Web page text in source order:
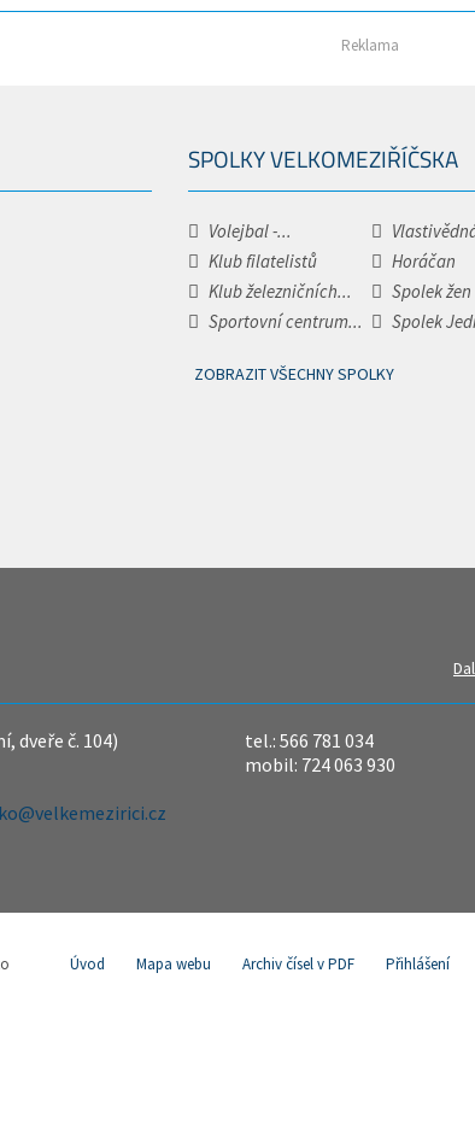
Reklama
SPOLKY VELKOMEZIŘÍČSKA
Volejbal -...
Klub filatelistů
Horáčan
Klub železničních...
Spolek žen
Sportovní centrum...
Spolek
ZOBRAZIT VŠECHNY SPOLKY
dveře č. 104)
tel.: 566 781 034
mobil: 724 063 930
Úvod Mapa webu Archiv čísel v PDF Přihlášení